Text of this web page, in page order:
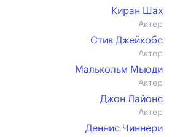
Киран Шах
Актер
Стив Джейкобс
Актер
Малькольм Мьюди
Актер
Джон Лайонс
Актер
Деннис Чиннери